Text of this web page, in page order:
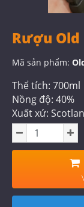
Rượu Old
Mã sản phẩm:
Thể tích: 700ml
Nồng độ: 40%
Xuất xứ: